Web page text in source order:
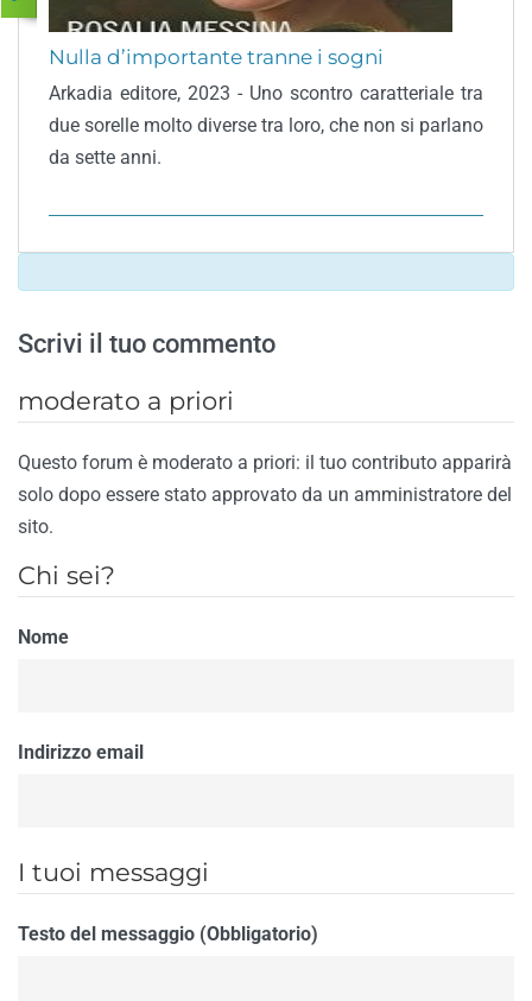
Nulla d’importante tranne i sogni
Arkadia editore, 2023 - Uno scontro caratteriale tra
due sorelle molto diverse tra loro, che non si parlano
da sette anni.
Scrivi il tuo commento
moderato a priori
Questo forum è moderato a priori: il tuo contributo apparirà
solo dopo essere stato approvato da un amministratore del
sito.
Chi sei?
Nome
Indirizzo email
I tuoi messaggi
Testo del messaggio (Obbligatorio)